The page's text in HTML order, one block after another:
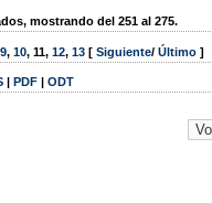
mostrando del 251 al 275.
9, 10, 11, 12, 13 [ Siguiente/ Último ]
| PDF | ODT